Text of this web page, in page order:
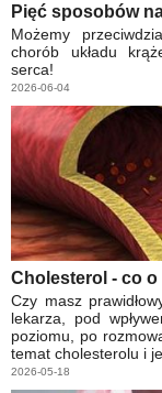
Pięć sposobów
Możemy
chorób układu
serca!
2026-06-04
Cholesterol - co
Czy masz
lekarza, pod
poziomu, po
temat cholesterolu i
2026-05-18